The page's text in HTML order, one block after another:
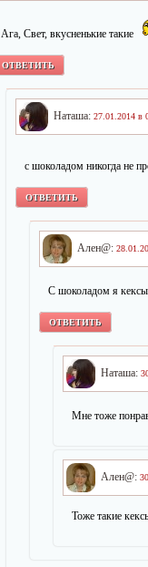
Ага, Свет, вкусненькие такие
ОТВЕТИТЬ
Наташа: 27.01.2014 в
с шоколадом никогда не
ОТВЕТИТЬ
Ален@:
С шоколадом я кексы
ОТВЕТИТЬ
Наташа:
Мне тоже
Ален@:
Тоже такие